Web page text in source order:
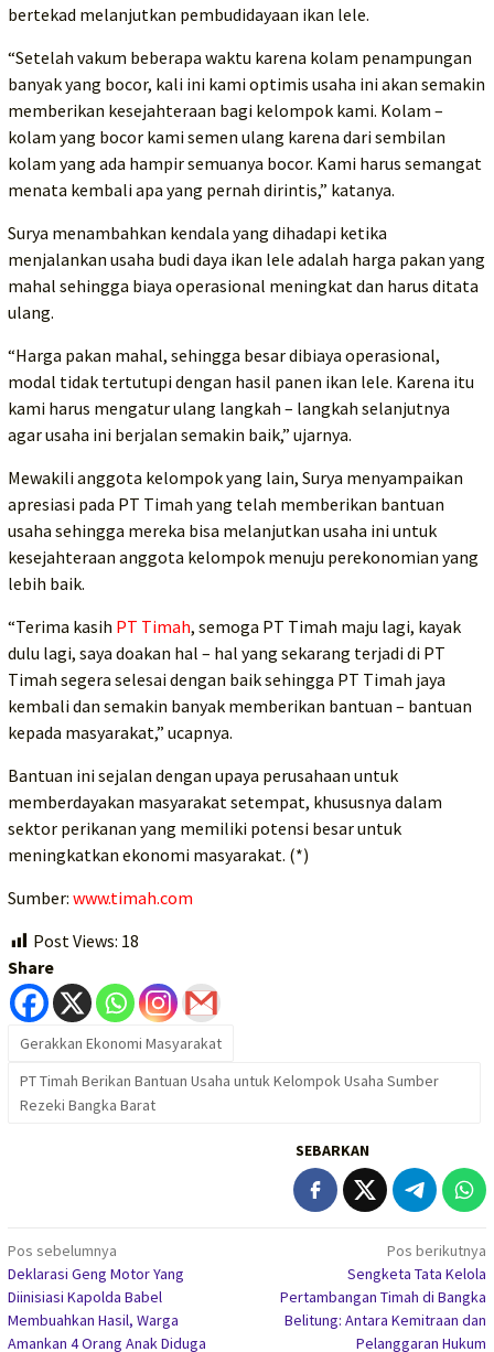
bertekad melanjutkan pembudidayaan ikan lele.
“Setelah vakum beberapa waktu karena kolam penampungan
banyak yang bocor, kali ini kami optimis usaha ini akan semakin
memberikan kesejahteraan bagi kelompok kami. Kolam –
kolam yang bocor kami semen ulang karena dari sembilan
kolam yang ada hampir semuanya bocor. Kami harus semangat
menata kembali apa yang pernah dirintis,” katanya.
Surya menambahkan kendala yang dihadapi ketika
menjalankan usaha budi daya ikan lele adalah harga pakan yang
mahal sehingga biaya operasional meningkat dan harus ditata
ulang.
“Harga pakan mahal, sehingga besar dibiaya operasional,
modal tidak tertutupi dengan hasil panen ikan lele. Karena itu
kami harus mengatur ulang langkah – langkah selanjutnya
agar usaha ini berjalan semakin baik,” ujarnya.
Mewakili anggota kelompok yang lain, Surya menyampaikan
apresiasi pada PT Timah yang telah memberikan bantuan
usaha sehingga mereka bisa melanjutkan usaha ini untuk
kesejahteraan anggota kelompok menuju perekonomian yang
lebih baik.
“Terima kasih PT Timah, semoga PT Timah maju lagi, kayak
dulu lagi, saya doakan hal – hal yang sekarang terjadi di PT
Timah segera selesai dengan baik sehingga PT Timah jaya
kembali dan semakin banyak memberikan bantuan – bantuan
kepada masyarakat,” ucapnya.
Bantuan ini sejalan dengan upaya perusahaan untuk
memberdayakan masyarakat setempat, khususnya dalam
sektor perikanan yang memiliki potensi besar untuk
meningkatkan ekonomi masyarakat. (*)
Sumber: www.timah.com
Post Views: 18
Share
Gerakkan Ekonomi Masyarakat
PT Timah Berikan Bantuan Usaha untuk Kelompok Usaha Sumber
Rezeki Bangka Barat
SEBARKAN
Navigasi
pos
Pos sebelumnya
Deklarasi Geng Motor Yang
Diinisiasi Kapolda Babel
Membuahkan Hasil, Warga
Amankan 4 Orang Anak Diduga
Pos berikutnya
Sengketa Tata Kelola
Pertambangan Timah di Bangka
Belitung: Antara Kemitraan dan
Pelanggaran Hukum